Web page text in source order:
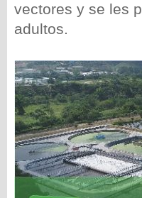
vectores y se les
adultos.